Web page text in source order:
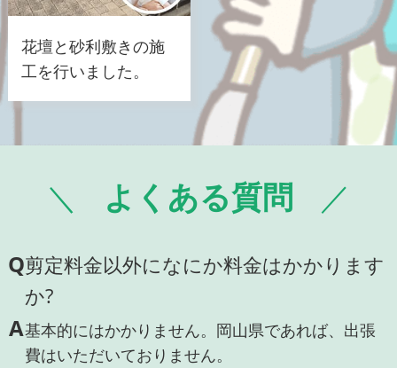
花壇と砂利敷きの施
工を行いました。
よくある質問
Q剪定料金以外になにか料金はかかります
か?
A基本的にはかかりません。岡山県であれば、出張
費はいただいておりません。